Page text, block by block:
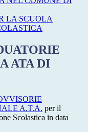
LA SCUOLA
ATA DI
A.T.A. per il
Scolastica in data